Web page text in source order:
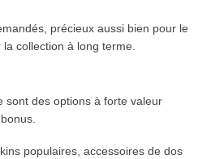
précieux aussi bien pour le
collection à long terme.
sont des options à forte valeur
populaires, accessoires de dos